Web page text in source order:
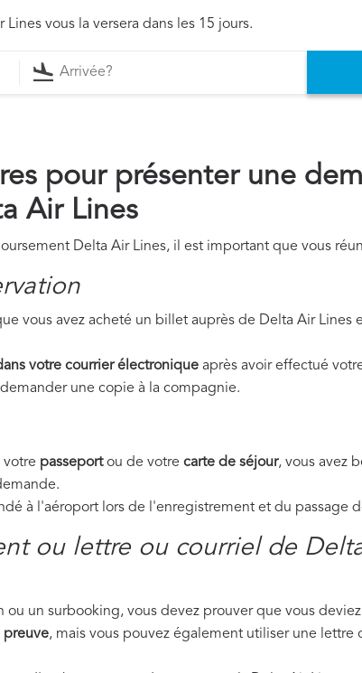
vous la versera dans les 15 jours.
pour présenter une
Air Lines
Delta Air Lines, il est important que vous
vous avez acheté un billet auprès de Delta Air Lines
votre courrier électronique après avoir effectué
une copie à la compagnie.
votre passeportou de votre carte de séjour, vous avez
à l'aéroport lors de l'enregistrement et du passage
ou lettre ou courriel de
ou un surbooking, vous devez prouver que vous
preuve, mais vous pouvez également utiliser une lettre